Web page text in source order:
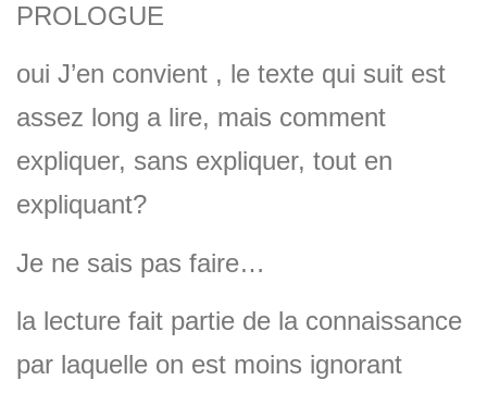
PROLOGUE
oui J’en convient , le texte qui suit est
assez long a lire, mais comment
expliquer, sans expliquer, tout en
expliquant?
Je ne sais pas faire…
la lecture fait partie de la connaissance
par laquelle on est moins ignorant